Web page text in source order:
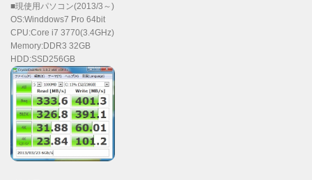
■現使用パソコン(2013/3～)
OS:Winddows7 Pro 64bit
CPU:Core i7 3770(3.4GHz)
Memory:DDR3 32GB
HDD:SSD256GB